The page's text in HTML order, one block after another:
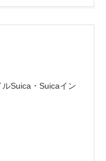
Suica・Suicaイン